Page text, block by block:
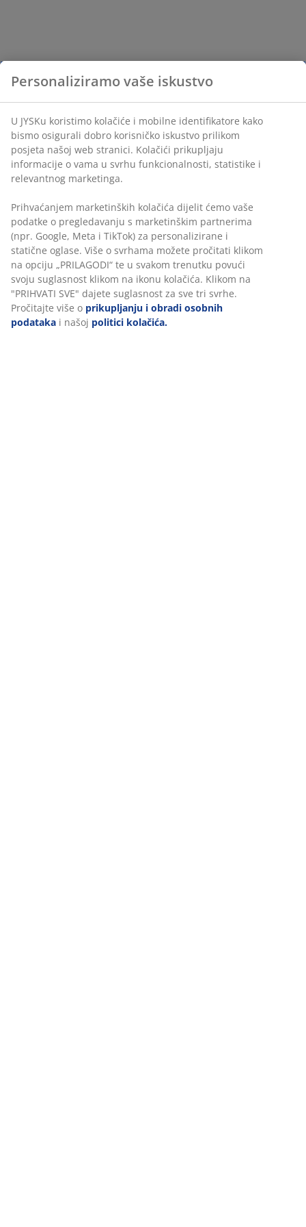
Personaliziramo vaše iskustvo
U JYSKu koristimo kolačiće i mobilne identifikatore kako
bismo osigurali dobro korisničko iskustvo prilikom
posjeta našoj web stranici. Kolačići prikupljaju
informacije o vama u svrhu funkcionalnosti, statistike i
relevantnog marketinga.
Prihvaćanjem marketinških kolačića dijelit ćemo vaše
podatke o pregledavanju s marketinškim partnerima
(npr. Google, Meta i TikTok) za personalizirane i
statične oglase. Više o svrhama možete pročitati klikom
na opciju „PRILAGODI“ te u svakom trenutku povući
svoju suglasnost klikom na ikonu kolačića. Klikom na
"PRIHVATI SVE" dajete suglasnost za sve tri svrhe.
Pročitajte više o prikupljanju i obradi osobnih
podataka i našoj politici kolačića.